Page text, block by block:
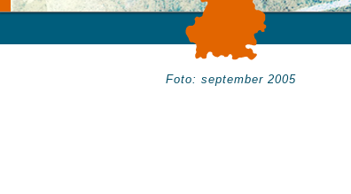
Foto: september 2005